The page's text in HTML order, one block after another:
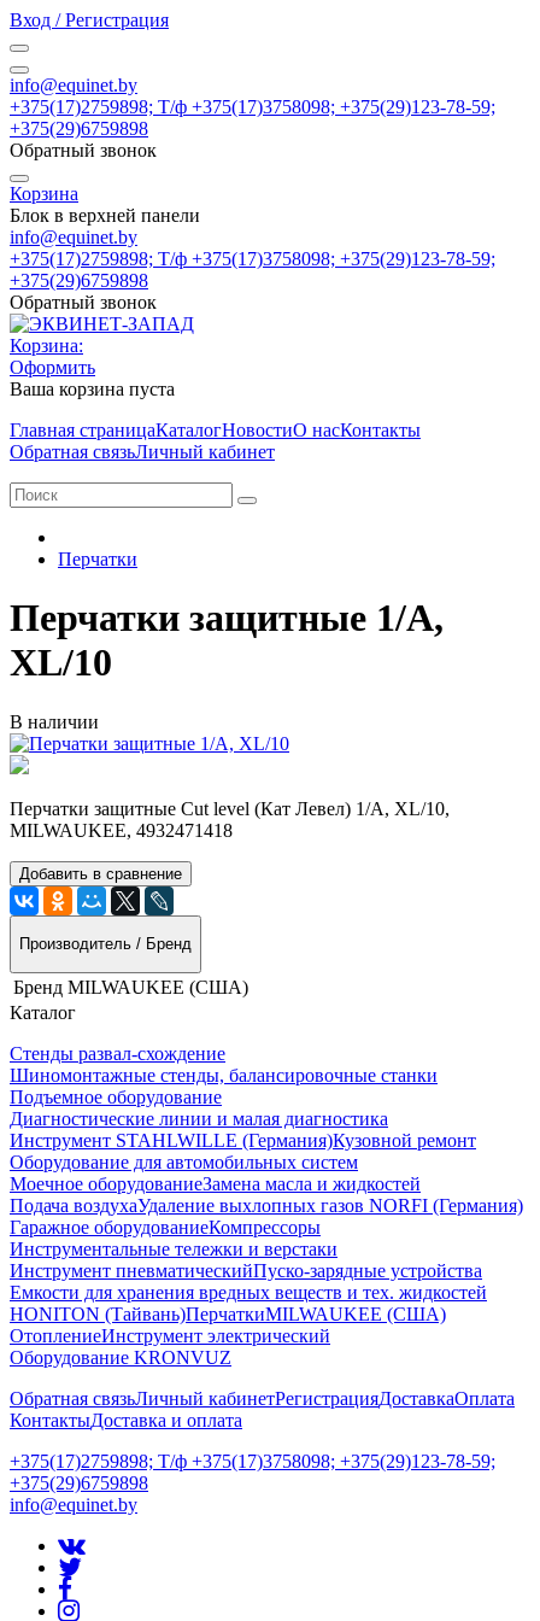
Вход / Регистрация
info@equinet.by
+375(17)2759898; Т/ф +375(17)3758098; +375(29)123-78-59;
+375(29)6759898
Обратный звонок
Корзина
Блок в верхней панели
info@equinet.by
+375(17)2759898; Т/ф +375(17)3758098; +375(29)123-78-59;
+375(29)6759898
Обратный звонок
Корзина:
Оформить
Ваша корзина пуста
Главная страницаКаталогНовостиО насКонтакты
Обратная связьЛичный кабинет
Перчатки
Перчатки защитные 1/А,
XL/10
В наличии
Перчатки защитные Cut level (Кат Левел) 1/A, XL/10,
MILWAUKEE, 4932471418
Добавить в сравнение
Производитель / Бренд
Бренд MILWAUKEE (США)
Каталог
Стенды развал-схождение
Шиномонтажные стенды, балансировочные станки
Подъемное оборудование
Диагностические линии и малая диагностика
Инструмент STAHLWILLE (Германия)Кузовной ремонт
Оборудование для автомобильных систем
Моечное оборудованиеЗамена масла и жидкостей
Подача воздухаУдаление выхлопных газов NORFI (Германия)
Гаражное оборудованиеКомпрессоры
Инструментальные тележки и верстаки
Инструмент пневматическийПуско-зарядные устройства
Емкости для хранения вредных веществ и тех. жидкостей
HONITON (Тайвань)ПерчаткиMILWAUKEE (США)
ОтоплениеИнструмент электрический
Оборудование KRONVUZ
Обратная связьЛичный кабинетРегистрацияДоставкаОплата
КонтактыДоставка и оплата
+375(17)2759898; Т/ф +375(17)3758098; +375(29)123-78-59;
+375(29)6759898
info@equinet.by